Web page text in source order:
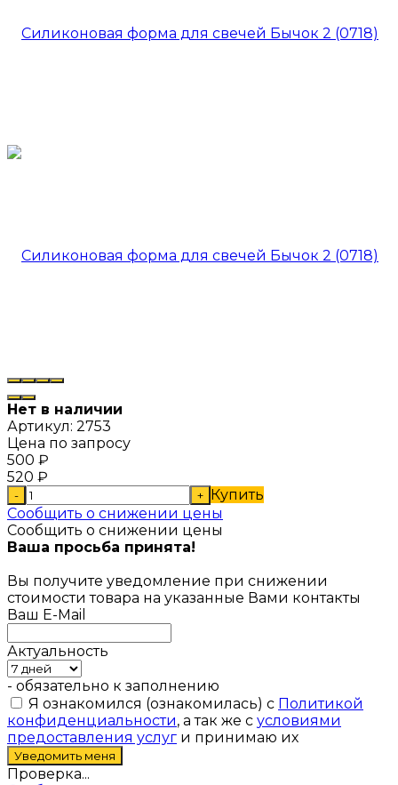
Нет в наличии
Артикул: 2753
Цена по запросу
500 ₽
520 ₽
- + Купить
Сообщить о снижении цены
Сообщить о снижении цены
Ваша просьба принята!
Вы получите уведомление при снижении
стоимости товара на указанные Вами контакты
Ваш E-Mail
Актуальность
- обязательно к заполнению
Я ознакомился (ознакомилась) с Политикой
конфиденциальности, а так же с условиями
предоставления услуг и принимаю их
Проверка...